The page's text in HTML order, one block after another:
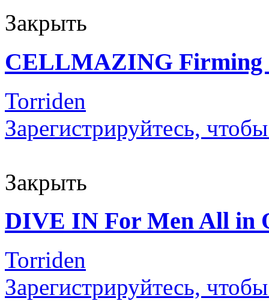
Закрыть
CELLMAZING Firming
Torriden
Зарегистрируйтесь,
Закрыть
DIVE IN For Men All in
Torriden
Зарегистрируйтесь,